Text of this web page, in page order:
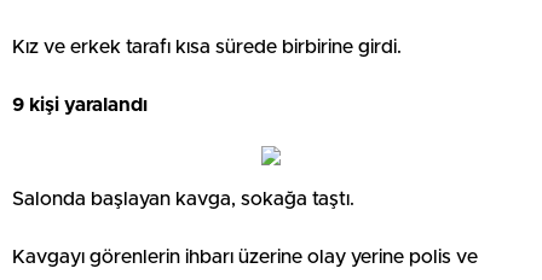
Kız ve erkek tarafı kısa sürede birbirine girdi.
9 kişi yaralandı
Salonda başlayan kavga, sokağa taştı.
Kavgayı görenlerin ihbarı üzerine olay yerine polis ve